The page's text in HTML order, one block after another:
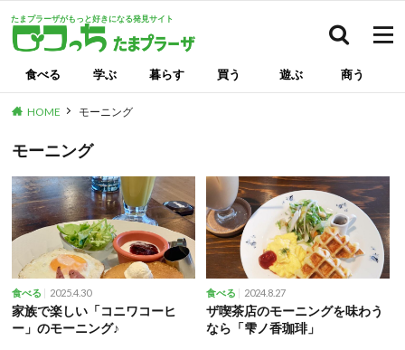
たまプラーザがもっと好きになる発見サイト
食べる 学ぶ 暮らす 買う 遊ぶ 商う
HOME モーニング
モーニング
食べる 2025.4.30
家族で楽しい「コニワコーヒ
ー」のモーニング♪
食べる 2024.8.27
ザ喫茶店のモーニングを味わう
なら「雫ノ香珈琲」